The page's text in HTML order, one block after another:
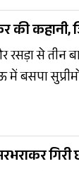
2 से 3 लाख
के बाद
कहानी,
रसड़ा से तीन
सुप्रीमो
उनके निधन